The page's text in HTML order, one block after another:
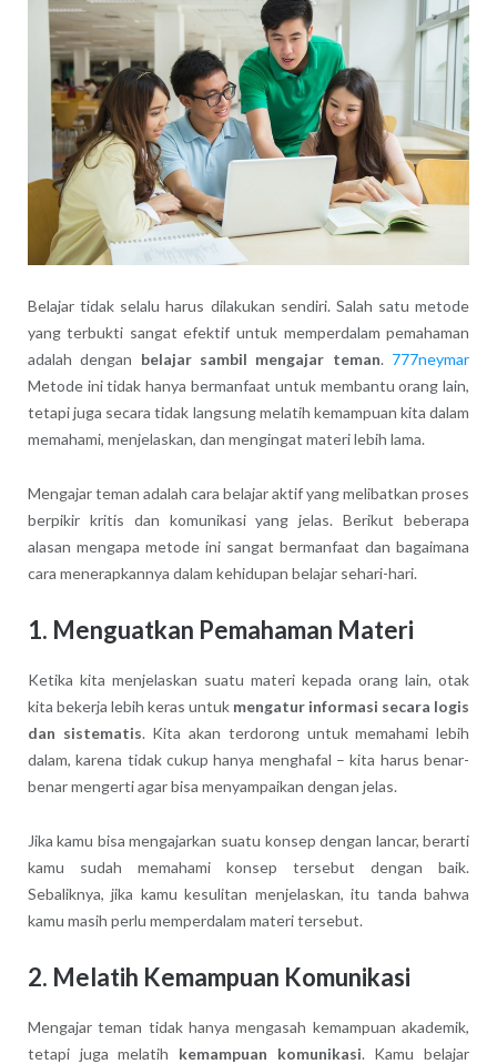
Belajar tidak selalu harus dilakukan sendiri. Salah satu metode
yang terbukti sangat efektif untuk memperdalam pemahaman
adalah dengan belajar sambil mengajar teman. 777neymar
Metode ini tidak hanya bermanfaat untuk membantu orang lain,
tetapi juga secara tidak langsung melatih kemampuan kita dalam
memahami, menjelaskan, dan mengingat materi lebih lama.
Mengajar teman adalah cara belajar aktif yang melibatkan proses
berpikir kritis dan komunikasi yang jelas. Berikut beberapa
alasan mengapa metode ini sangat bermanfaat dan bagaimana
cara menerapkannya dalam kehidupan belajar sehari-hari.
1. Menguatkan Pemahaman Materi
Ketika kita menjelaskan suatu materi kepada orang lain, otak
kita bekerja lebih keras untuk mengatur informasi secara logis
dan sistematis. Kita akan terdorong untuk memahami lebih
dalam, karena tidak cukup hanya menghafal – kita harus benar-
benar mengerti agar bisa menyampaikan dengan jelas.
Jika kamu bisa mengajarkan suatu konsep dengan lancar, berarti
kamu sudah memahami konsep tersebut dengan baik.
Sebaliknya, jika kamu kesulitan menjelaskan, itu tanda bahwa
kamu masih perlu memperdalam materi tersebut.
2. Melatih Kemampuan Komunikasi
Mengajar teman tidak hanya mengasah kemampuan akademik,
tetapi juga melatih kemampuan komunikasi. Kamu belajar